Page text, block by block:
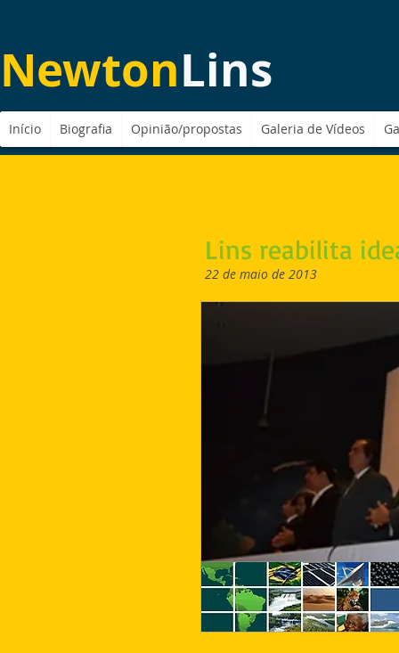
NewtonLins
Início Biografia Opinião/propostas Galeria de Vídeos
Lins reabilita
22 de maio de 2013